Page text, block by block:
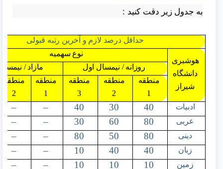
به جدول زیر دقت کنید :
حداقل درصد لازم و آخرین رتبه قبولی
هوشبری
دانشگاه
شیراز
نوع سهمیه
روزانه / نیمسال اول
مازاد /
منطقه
1
منطقه
2
منطقه
3
منطقه
1
منطقه
2
ادبیات
40
30
40
–
–
عربی 80
60
30
–
–
دینی 80
50
80
–
–
زبان 40
40
10
–
–
زمین 10
10
10
–
–